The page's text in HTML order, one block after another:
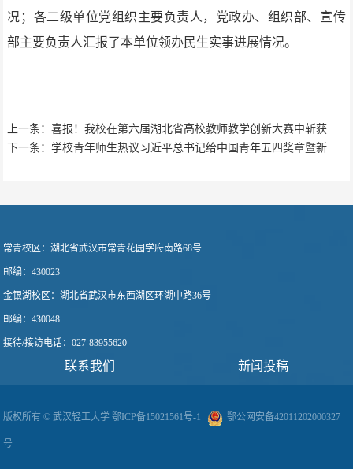
况；各二级单位党组织主要负责人，党政办、组织部、宣传
部主要负责人汇报了本单位领办民生实事进展情况。
上一条：喜报！我校在第六届湖北省高校教师教学创新大赛中斩获佳绩
下一条：学校青年师生热议习近平总书记给中国青年五四奖章暨新时代青年先锋奖获奖...
常青校区：湖北省武汉市常青花园学府南路68号
邮编：430023
金银湖校区：湖北省武汉市东西湖区环湖中路36号
邮编：430048
接待/接访电话：027-83955620
联系我们 新闻投稿
版权所有 © 武汉轻工大学鄂ICP备15021561号-1 鄂公网安备42011202000327
号